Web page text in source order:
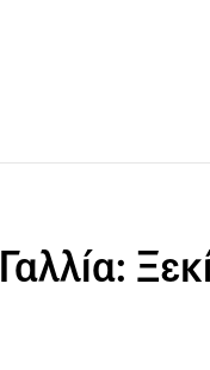
Γαλλία: